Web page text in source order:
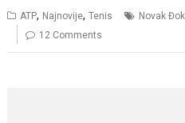
ATP, Najnovije,Tenis Novak
12 Comments